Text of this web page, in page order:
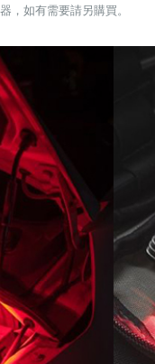
AOG】SNA Pink Venom
槍 粉紅毒液 特仕版 CNC 日
系統 含裝飾彈 清脆滑套 送
元 NT$ 元
加入購物車
，如有需要請另購買。